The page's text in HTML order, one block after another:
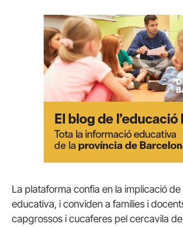
La plataforma confia en la implicació
educativa, i conviden a famílies i
capgrossos i cucaferes pel cercavila